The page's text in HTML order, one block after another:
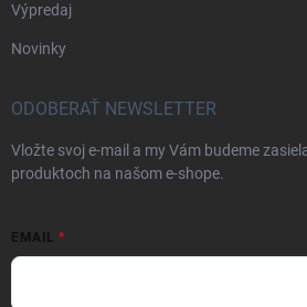
Výpredaj
Novinky
ODOBERAŤ NEWSLETTER
Vložte svoj e-mail a my Vám budeme
produktoch na našom e-shope.
EMAIL